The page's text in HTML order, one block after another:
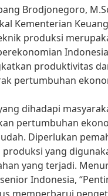
Brodjonegoro,
Kementerian
produksi
produktivitas
pertumbuhan
dihadapi
pertumbuhan
Diperlukan
yang
yang terjadi.
Indonesia,